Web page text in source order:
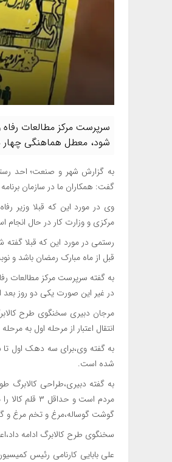
سرپرست مرکز مطالعات رفاه
شود،‌ معطل هماهنگی چهار
به گزارش شهر و صنعت؛‌ احد
گفت: همکاران ما در سازمان
مرکزی و وزارت کار در حال
رستمی در مورد این که قبلا
قبل از ماه مبارک رمضان باشد و
به گفته سرپرست مرکز مطالعات
در غیر این صورت یکی دو روز بعد
مرجان دبیری سخنگوی طرح
انتقال اعتبار از مرحله اول به مرحله دوم و
شده است.
مردم است و
گوشت گوساله،‌مرغ و تخم مرغ و
سخنگوی طرح کالابرگ ادامه داد،‌اعتبار کالابرگ تا ۱۲۰ روز قابل انتقال